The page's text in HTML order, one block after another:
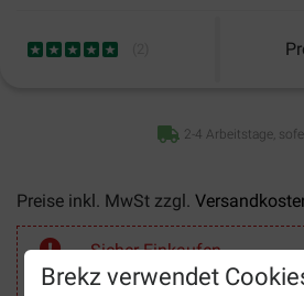
Brekz verwendet
2-4 Arbeitstage,
Preise inkl. MwSt zzgl.
Sicher Einkaufen